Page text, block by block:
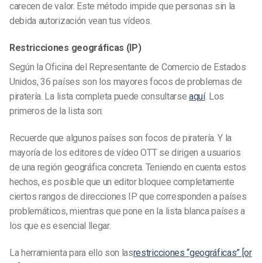
carecen de valor. Este método impide que personas sin la
debida autorización vean tus vídeos.
Restricciones geográficas (IP)
Según la Oficina del Representante de Comercio de Estados
Unidos, 36 países son los mayores focos de problemas de
piratería. La lista completa puede consultarse aquí. Los
primeros de la lista son:
Recuerde que algunos países son focos de piratería. Y la
mayoría de los editores de vídeo OTT se dirigen a usuarios
de una región geográfica concreta. Teniendo en cuenta estos
hechos, es posible que un editor bloquee completamente
ciertos rangos de direcciones IP que corresponden a países
problemáticos, mientras que pone en la lista blanca países a
los que es esencial llegar.
La herramienta para ello son lasrestricciones “geográficas” [or